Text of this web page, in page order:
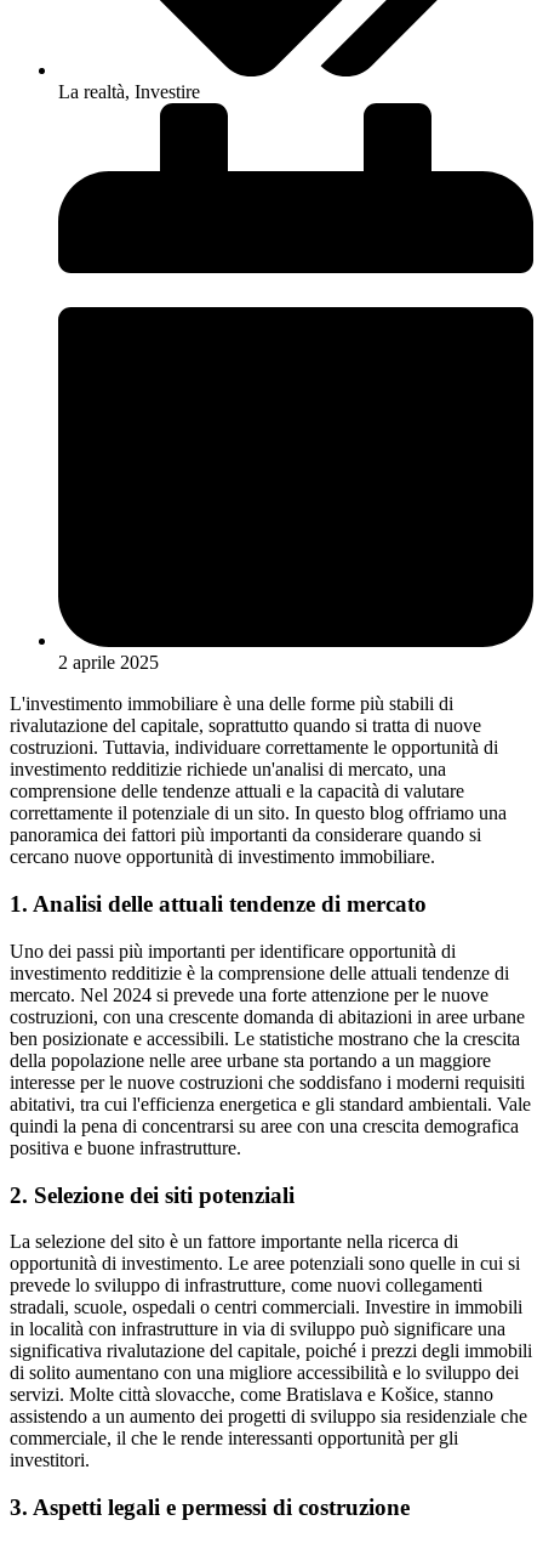
La realtà, Investire
2 aprile 2025
L'investimento immobiliare è una delle forme più stabili di
rivalutazione del capitale, soprattutto quando si tratta di nuove
costruzioni. Tuttavia, individuare correttamente le opportunità di
investimento redditizie richiede un'analisi di mercato, una
comprensione delle tendenze attuali e la capacità di valutare
correttamente il potenziale di un sito. In questo blog offriamo una
panoramica dei fattori più importanti da considerare quando si
cercano nuove opportunità di investimento immobiliare.
1. Analisi delle attuali tendenze di mercato
Uno dei passi più importanti per identificare opportunità di
investimento redditizie è la comprensione delle attuali tendenze di
mercato. Nel 2024 si prevede una forte attenzione per le nuove
costruzioni, con una crescente domanda di abitazioni in aree urbane
ben posizionate e accessibili. Le statistiche mostrano che la crescita
della popolazione nelle aree urbane sta portando a un maggiore
interesse per le nuove costruzioni che soddisfano i moderni requisiti
abitativi, tra cui l'efficienza energetica e gli standard ambientali. Vale
quindi la pena di concentrarsi su aree con una crescita demografica
positiva e buone infrastrutture.
2. Selezione dei siti potenziali
La selezione del sito è un fattore importante nella ricerca di
opportunità di investimento. Le aree potenziali sono quelle in cui si
prevede lo sviluppo di infrastrutture, come nuovi collegamenti
stradali, scuole, ospedali o centri commerciali. Investire in immobili
in località con infrastrutture in via di sviluppo può significare una
significativa rivalutazione del capitale, poiché i prezzi degli immobili
di solito aumentano con una migliore accessibilità e lo sviluppo dei
servizi. Molte città slovacche, come Bratislava e Košice, stanno
assistendo a un aumento dei progetti di sviluppo sia residenziale che
commerciale, il che le rende interessanti opportunità per gli
investitori.
3. Aspetti legali e permessi di costruzione